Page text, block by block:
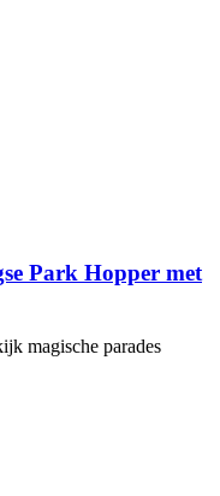
Park Hopper met
magische parades